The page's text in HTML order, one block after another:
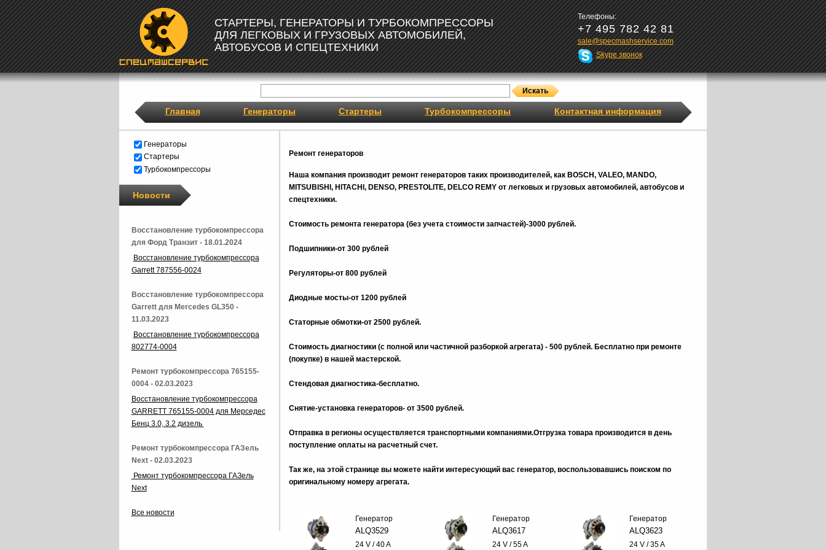
СТАРТЕРЫ, ГЕНЕРАТОРЫ И ТУРБОКОМПРЕССОРЫ
ДЛЯ ЛЕГКОВЫХ И ГРУЗОВЫХ АВТОМОБИЛЕЙ,
АВТОБУСОВ И СПЕЦТЕХНИКИ
Телефоны:
+7 495 782 42 81
sale@specmashservice.com
Skype звонок
Главная Генераторы Стартеры Турбокомпрессоры Контактная информация
Ремонт генераторов
Наша компания производит ремонт генераторов таких производителей, как BOSCH, VALEO, MANDO,
MITSUBISHI, HITACHI, DENSO, PRESTOLITE, DELCO REMY от легковых и грузовых автомобилей, автобусов и
спецтехники.
Стоимость ремонта генератора (без учета стоимости запчастей)-3000 рублей.
Подшипники-от 300 рублей
Регуляторы-от 800 рублей
Диодные мосты-от 1200 рублей
Статорные обмотки-от 2500 рублей.
Стоимость диагностики (с полной или частичной разборкой агрегата) - 500 рублей. Бесплатно при ремонте
(покупке) в нашей мастерской.
Стендовая диагностика-бесплатно.
Снятие-установка генераторов- от 3500 рублей.
Отправка в регионы осуществляется транспортными компаниями.Отгрузка товара производится в день
поступление оплаты на расчетный счет.
Так же, на этой странице вы можете найти интересующий вас генератор, воспользовавшись поиском по
оригинальному номеру агрегата.
Генератор
ALQ3529
24 V / 40 A
Генератор
ALQ3617
24 V / 55 A
Генератор
ALQ3623
24 V / 35 A
Генераторы
Стартеры
Турбокомпрессоры
Новости
Восстановление турбокомпрессора
для Форд Транзит - 18.01.2024
Восстановление турбокомпрессора
Garrett 787556-0024
Восстановление турбокомпрессора
Garrett для Mercedes GL350 -
11.03.2023
Восстановление турбокомпрессора
802774-0004
Ремонт турбокомпрессора 765155-
0004 - 02.03.2023
Восстановление турбокомпрессора
GARRETT 765155-0004 для Мерседес
Бенц 3.0, 3.2 дизель
Ремонт турбокомпрессора ГАЗель
Next - 02.03.2023
Ремонт турбокомпрессора ГАЗель
Next
Все новости